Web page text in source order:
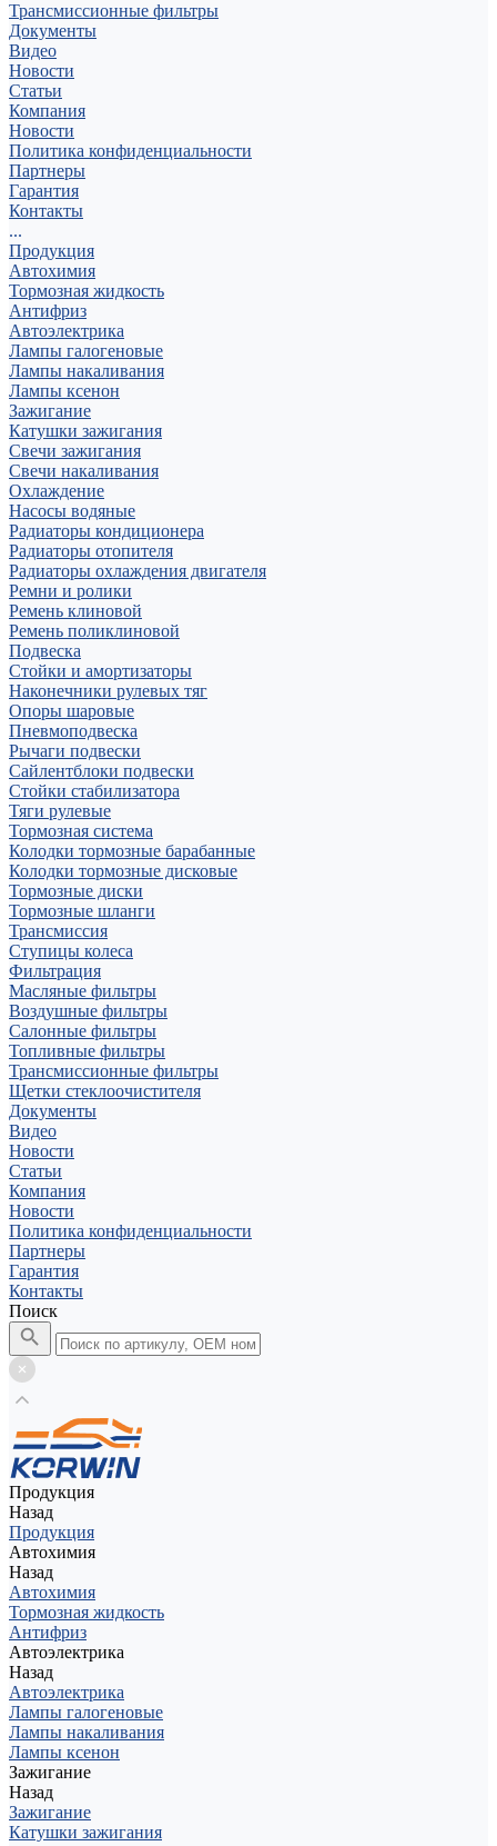
Трансмиссионные фильтры
Документы
Видео
Новости
Статьи
Компания
Новости
Политика конфиденциальности
Партнеры
Гарантия
Контакты
...
Продукция
Автохимия
Тормозная жидкость
Антифриз
Автоэлектрика
Лампы галогеновые
Лампы накаливания
Лампы ксенон
Зажигание
Катушки зажигания
Свечи зажигания
Свечи накаливания
Охлаждение
Насосы водяные
Радиаторы кондиционера
Радиаторы отопителя
Радиаторы охлаждения двигателя
Ремни и ролики
Ремень клиновой
Ремень поликлиновой
Подвеска
Стойки и амортизаторы
Наконечники рулевых тяг
Опоры шаровые
Пневмоподвеска
Рычаги подвески
Сайлентблоки подвески
Стойки стабилизатора
Тяги рулевые
Тормозная система
Колодки тормозные барабанные
Колодки тормозные дисковые
Тормозные диски
Тормозные шланги
Трансмиссия
Ступицы колеса
Фильтрация
Масляные фильтры
Воздушные фильтры
Салонные фильтры
Топливные фильтры
Трансмиссионные фильтры
Щетки стеклоочистителя
Документы
Видео
Новости
Статьи
Компания
Новости
Политика конфиденциальности
Партнеры
Гарантия
Контакты
Поиск
Продукция
Назад
Продукция
Автохимия
Назад
Автохимия
Тормозная жидкость
Антифриз
Автоэлектрика
Назад
Автоэлектрика
Лампы галогеновые
Лампы накаливания
Лампы ксенон
Зажигание
Назад
Зажигание
Катушки зажигания